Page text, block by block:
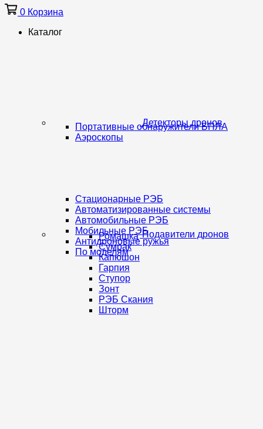
0 Корзина
Каталог
Детекторы дронов
Портативные обнаружители БПЛА
Аэроскопы
Подавители дронов
Стационарные РЭБ
Автоматизированные системы
Автомобильные РЭБ
Мобильные РЭБ
Антидроновые ружья
По моделям
Ромашка
Сумрак
Капюшон
Гарпия
Ступор
Зонт
РЭБ Скания
Шторм